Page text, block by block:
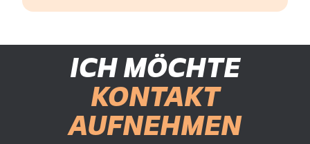
ICH MÖCHTE
KONTAKT
AUFNEHMEN